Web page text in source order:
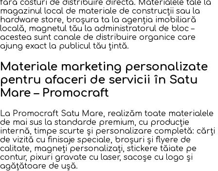
fără costuri de distribuire directă. Materialele tale la
magazinul local de materiale de construcții sau la
hardware store, broșura ta la agenția imobiliară
locală, magnetul tău la administratorul de bloc –
acestea sunt canale de distribuire organice care
ajung exact la publicul tău țintă.
Materiale marketing personalizate
pentru afaceri de servicii în Satu
Mare – Promocraft
La Promocraft Satu Mare, realizăm toate materialele
de mai sus la standarde premium, cu producție
internă, timpe scurte și personalizare completă: cărți
de vizită cu finisaje speciale, broșuri și flyere de
calitate, magneți personalizați, stickere tăiate pe
contur, pixuri gravate cu laser, sacoșe cu logo și
agățătoare de ușă.